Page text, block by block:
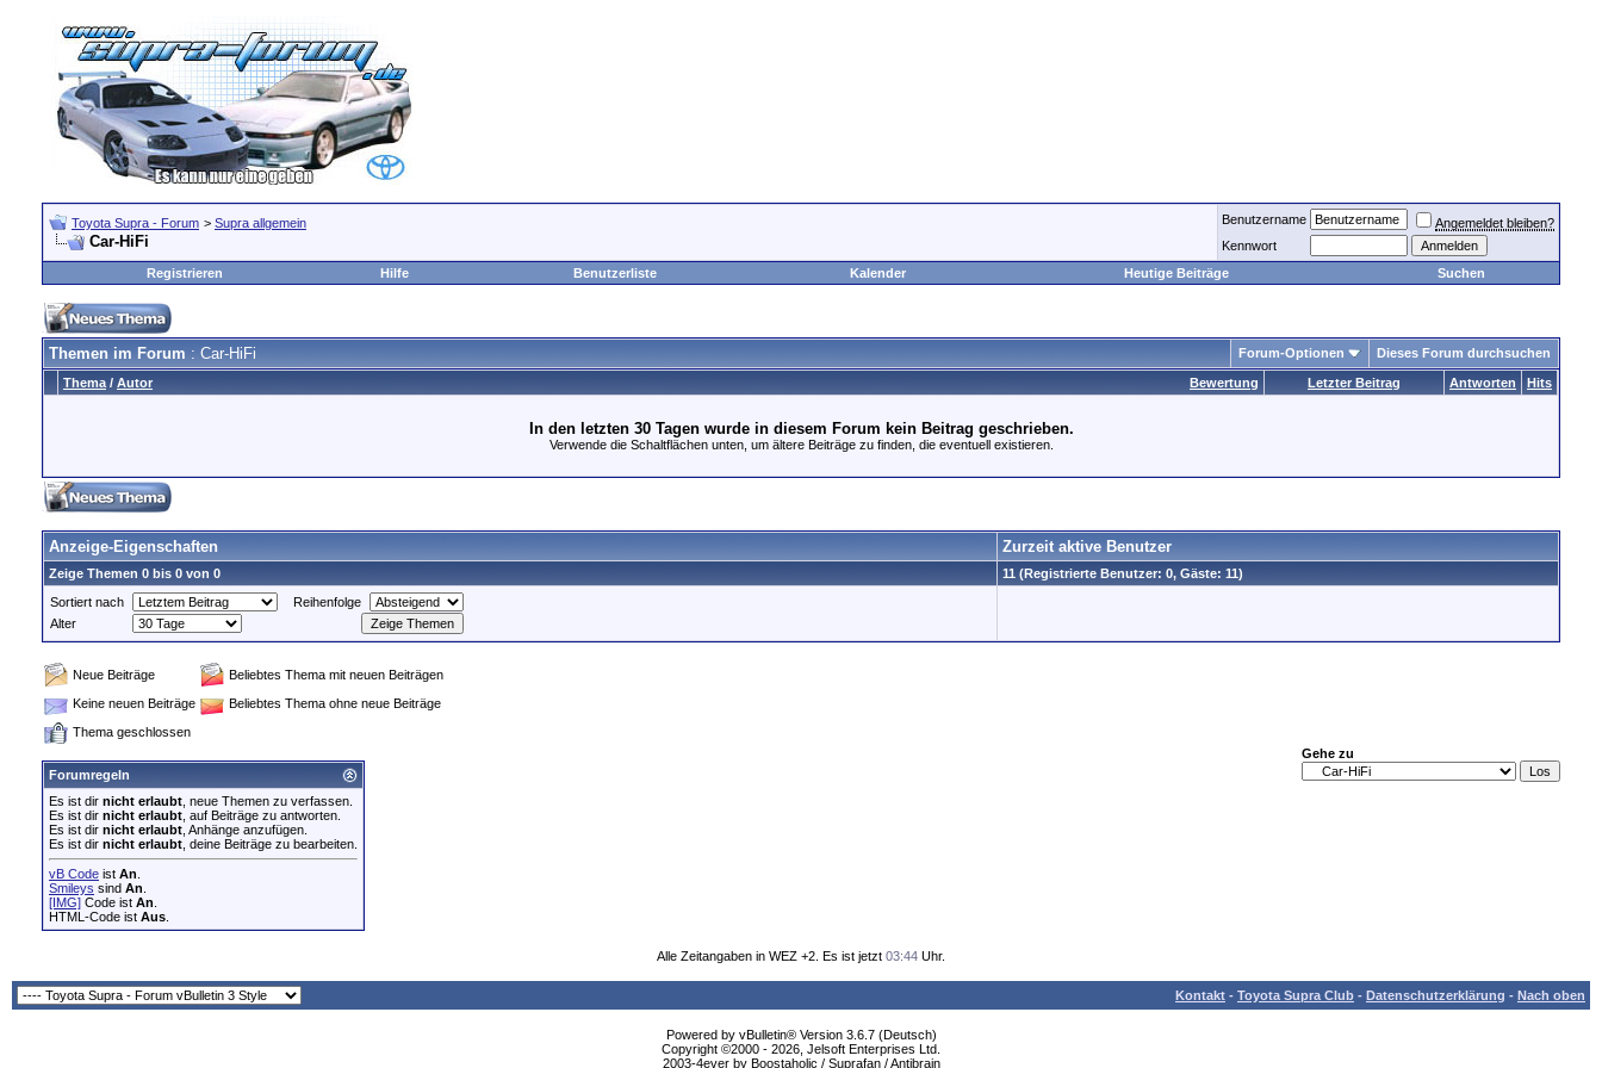
Toyota Supra - Forum > Supra allgemein
Car-HiFi
Benutzername
Angemeldet bleiben?
Kennwort
Registrieren
Hilfe Benutzerliste Kalender Heutige Beiträge Suchen
Themen im Forum : Car-HiFi Forum-Optionen Dieses Forum durchsuchen
Bewertung
Thema / Autor Letzter Beitrag Antworten Hits
In den letzten 30 Tagen wurde in diesem Forum kein Beitrag geschrieben.
Verwende die Schaltflächen unten, um ältere Beiträge zu finden, die eventuell existieren.
Anzeige-Eigenschaften Zurzeit aktive Benutzer
Zeige Themen 0 bis 0 von 0
11 (Registrierte Benutzer: 0, Gäste: 11)
Sortiert nach
Reihenfolge
Alter
Neue Beiträge
Beliebtes Thema mit neuen Beiträgen
Keine neuen Beiträge
Beliebtes Thema ohne neue Beiträge
Thema geschlossen
Forumregeln
Es ist dir nicht erlaubt , neue Themen zu verfassen.
Es ist dir nicht erlaubt , auf Beiträge zu antworten.
Es ist dir nicht erlaubt , Anhänge anzufügen.
Es ist dir nicht erlaubt , deine Beiträge zu bearbeiten.
vB Code ist An
Smileys sind An
[IMG] Code ist An
HTML-Code ist Aus
Gehe zu
Alle Zeitangaben in WEZ +2. Es ist jetzt 03:44 Uhr.
Kontakt - Toyota Supra Club - Datenschutzerklärung - Nach oben
Powered by vBulletin® Version 3.6.7 (Deutsch)
Copyright ©2000 - 2026, Jelsoft Enterprises Ltd.
2003-4ever by Boostaholic / Suprafan / Antibrain